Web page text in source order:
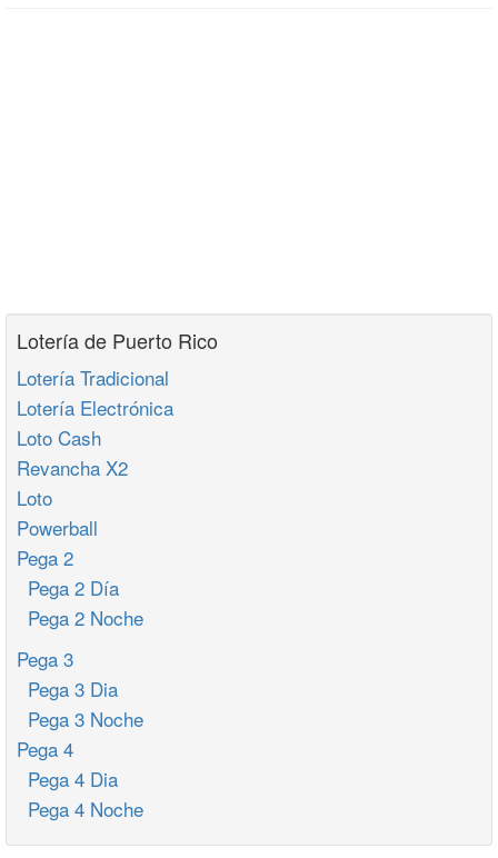
Lotería de Puerto Rico
Lotería Tradicional
Lotería Electrónica
Loto Cash
Revancha X2
Loto
Powerball
Pega 2
Pega 2 Día
Pega 2 Noche
Pega 3
Pega 3 Dia
Pega 3 Noche
Pega 4
Pega 4 Dia
Pega 4 Noche